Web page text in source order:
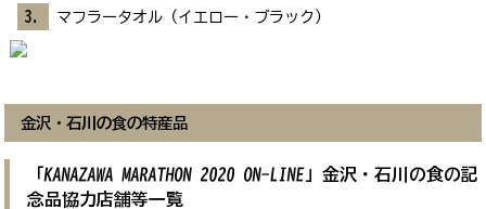
マフラータオル（イエロー・ブラック）
金沢・石川の食の特産品
「KANAZAWA MARATHON 2020 ON-LINE 」金沢・石川の食の記
念品協力店舗等一覧